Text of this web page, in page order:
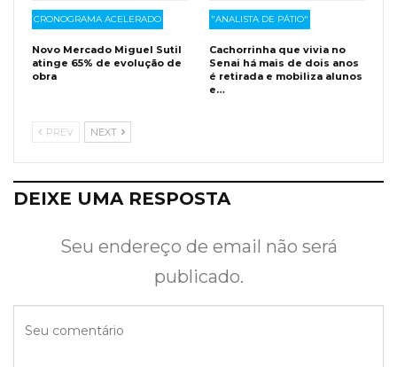
CRONOGRAMA ACELERADO
Novo Mercado Miguel Sutil
atinge 65% de evolução de
obra
"ANALISTA DE PÁTIO"
Cachorrinha que vivia no
Senai há mais de dois anos
é retirada e mobiliza alunos
e…
PREV NEXT
DEIXE UMA RESPOSTA
Seu endereço de email não será
publicado.